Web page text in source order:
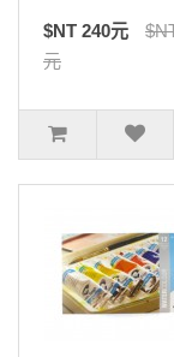
$NT 240元
元